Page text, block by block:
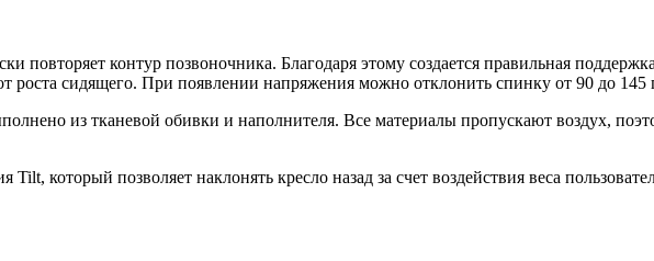
повторяет контур позвоночника. Благодаря этому создается правильная
роста сидящего. При появлении напряжения можно отклонить спинку от 90 до 145
из тканевой обивки и наполнителя. Все материалы пропускают воздух,
который позволяет наклонять кресло назад за счет воздействия веса